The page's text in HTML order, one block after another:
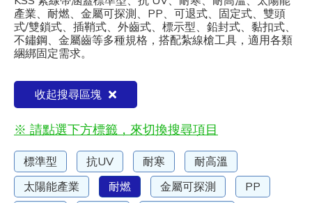
產業、耐燃、金屬可探測、PP、可退式、固定式、雙頭
式/雙鎖式、插鞘式、外齒式、標示型、鉛封式、黏扣式、
不鏽鋼、金屬齒等多種規格，搭配紮線槍工具，適用各類
綑綁固定需求。
收起搜尋區塊
※ 請點選下方標籤，來切換搜尋項目
標準型 抗UV 耐寒
耐高溫
太陽能產業
耐燃 金屬可探測
PP